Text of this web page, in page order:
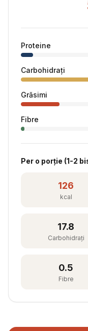
Proteine
Carbohidrați
Grăsimi
Fibre
Per o porție (1-2
126
kcal
17.8
Carbohidrați
0.5
Fibre